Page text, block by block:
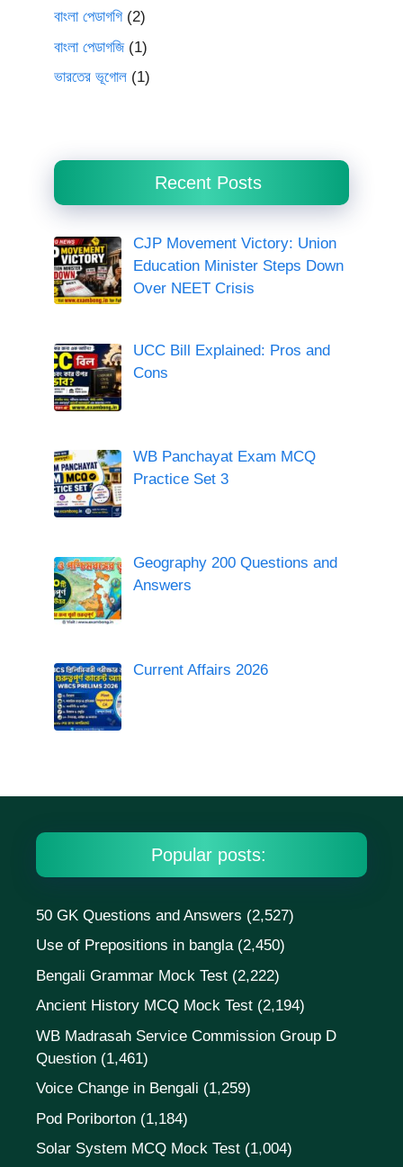
বাংলা পেডাগগি (2)
বাংলা পেডাগজি(1)
ভারতের ভূগোল (1)
Recent Posts
CJP Movement Victory: Union
Education Minister Steps Down
Over NEET Crisis
UCC Bill Explained: Pros and
Cons
WB Panchayat Exam MCQ
Practice Set 3
Geography 200 Questions and
Answers
Current Affairs 2026
Popular posts:
50 GK Questions and Answers (2,527)
Use of Prepositions in bangla (2,450)
Bengali Grammar Mock Test (2,222)
Ancient History MCQ Mock Test (2,194)
WB Madrasah Service Commission Group D
Question (1,461)
Voice Change in Bengali (1,259)
Pod Poriborton (1,184)
Solar System MCQ Mock Test (1,004)